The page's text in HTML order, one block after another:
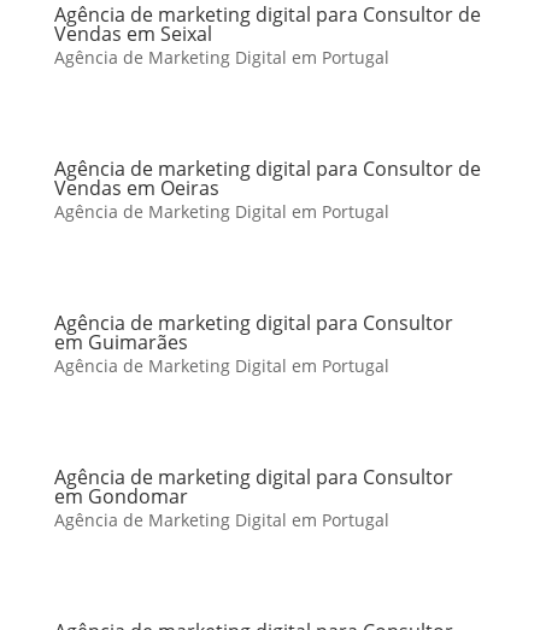
Agência de marketing digital para Consultor de
Vendas em Seixal
Agência de Marketing Digital em Portugal
Agência de marketing digital para Consultor de
Vendas em Oeiras
Agência de Marketing Digital em Portugal
Agência de marketing digital para Consultor
em Guimarães
Agência de Marketing Digital em Portugal
Agência de marketing digital para Consultor
em Gondomar
Agência de Marketing Digital em Portugal